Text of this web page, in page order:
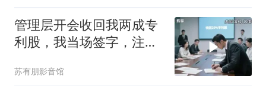
管理层开会收回我两成专
利股，我当场签字，注销
苏有朋影音馆